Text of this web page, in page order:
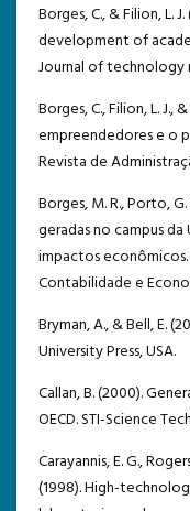
Borges, C., & Filion, L.
development of
Journal of technology
Borges, C., Filion, L. J.,
empreendedores e o
Revista de
Borges, M. R., Porto, G.
geradas no campus
impactos
Contabilidade e
Bryman, A., & Bell, E.
University Press, USA.
Callan, B. (2000).
OECD. STI-Science
Carayannis, E. G.,
(1998). High-